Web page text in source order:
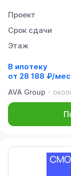
Проект
Срок сдачи
Этаж
В ипотеку
от 28 188 ₽/мес
AVA Group